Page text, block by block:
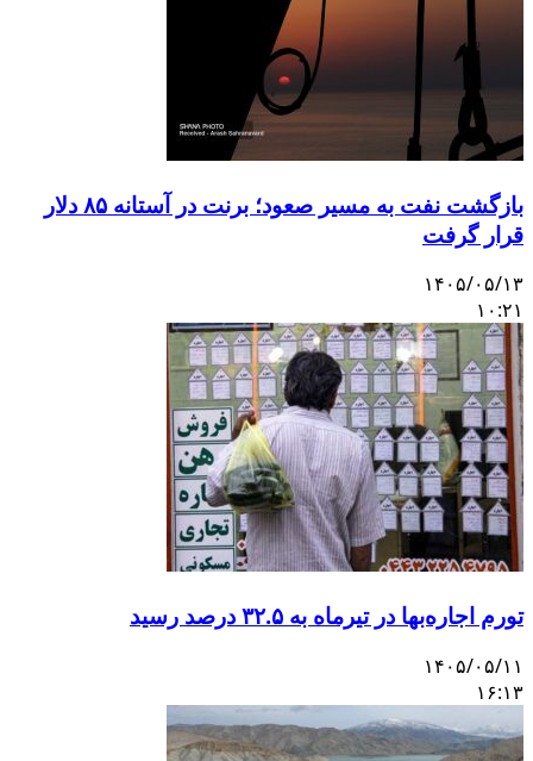
بازگشت نفت به مسیر صعود؛ برنت در آستانه ۸۵ دلار
قرار گرفت
۱۴۰۵/۰۵/۱۳
۱۰:۲۱
تورم اجاره‌بها در تیرماه به ۳۲.۵ درصد رسید
۱۴۰۵/۰۵/۱۱
۱۶:۱۳